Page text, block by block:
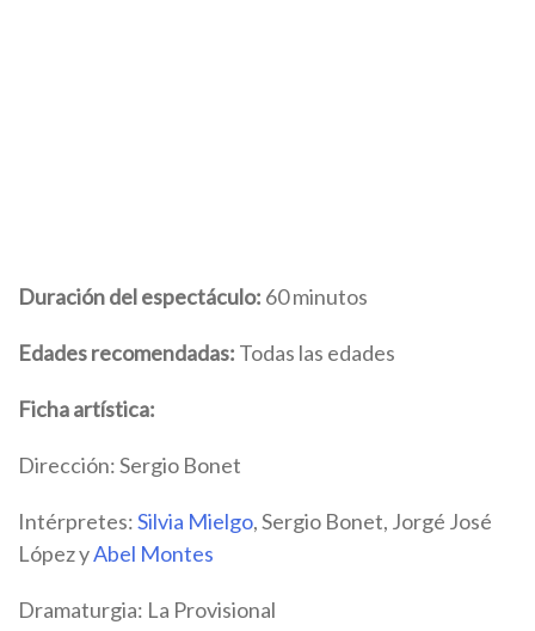
Duración del espectáculo: 60 minutos
Edades recomendadas: Todas las edades
Ficha artística:
Dirección: Sergio Bonet
Intérpretes:Silvia Mielgo, Sergio Bonet, Jorgé José
López yAbel Montes
Dramaturgia: La Provisional